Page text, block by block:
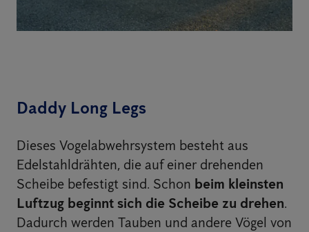
Daddy Long Legs
Dieses Vogelabwehrsystem besteht aus
Edelstahldrähten, die auf einer drehenden
Scheibe befestigt sind. Schon beim kleinsten
Luftzug beginnt sich die Scheibe zu drehen.
Dadurch werden Tauben und andere Vögel von